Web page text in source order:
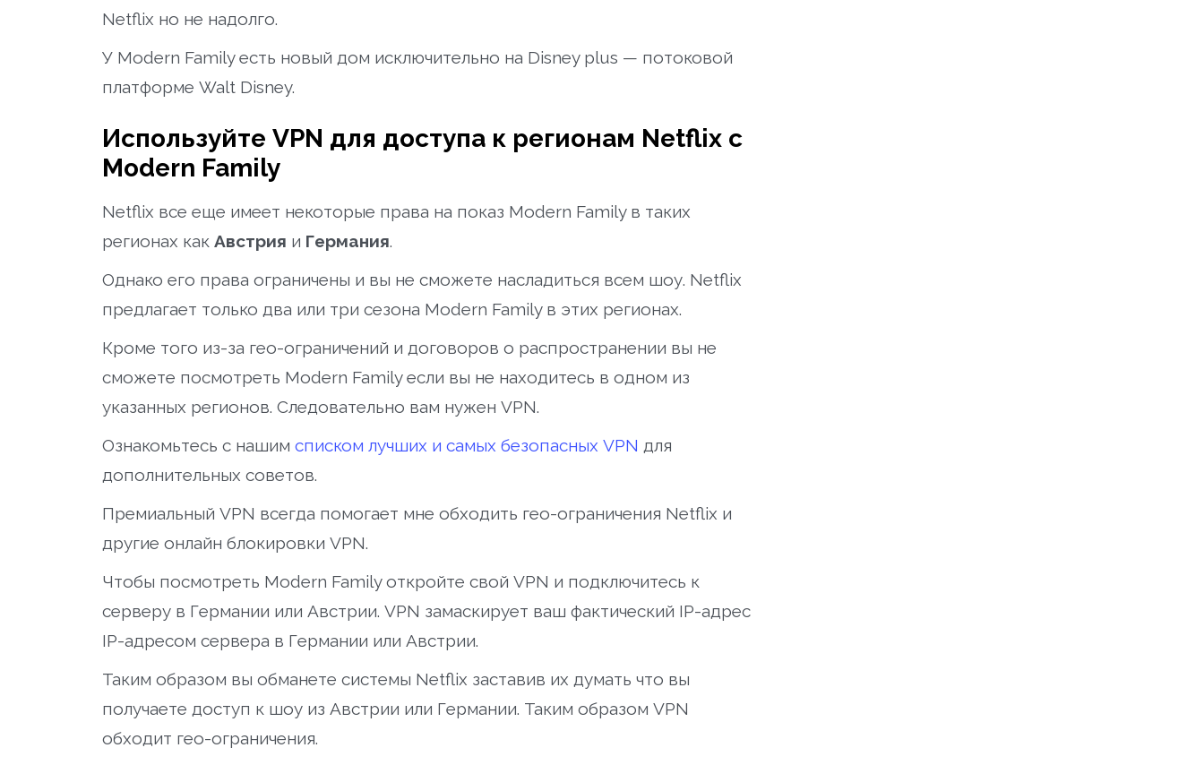
Netflix но не надолго.
У Modern Family есть новый дом исключительно на Disney plus — потоковой
платформе Walt Disney.
Используйте VPN для доступа к регионам Netflix с
Modern Family
Netflix все еще имеет некоторые права на показ Modern Family в таких
регионах как Австрия и Германия.
Однако его права ограничены и вы не сможете насладиться всем шоу. Netflix
предлагает только два или три сезона Modern Family в этих регионах.
Кроме того из-за гео-ограничений и договоров о распространении вы не
сможете посмотреть Modern Family если вы не находитесь в одном из
указанных регионов. Следовательно вам нужен VPN.
Ознакомьтесь с нашим списком лучших и самых безопасных VPN для
дополнительных советов.
Премиальный VPN всегда помогает мне обходить гео-ограничения Netflix и
другие онлайн блокировки VPN.
Чтобы посмотреть Modern Family откройте свой VPN и подключитесь к
серверу в Германии или Австрии. VPN замаскирует ваш фактический IP-адрес
IP-адресом сервера в Германии или Австрии.
Таким образом вы обманете системы Netflix заставив их думать что вы
получаете доступ к шоу из Австрии или Германии. Таким образом VPN
обходит гео-ограничения.